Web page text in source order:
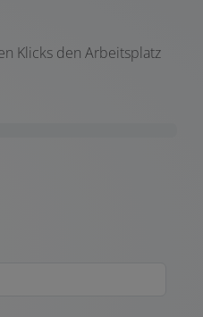
Klicks den Arbeitsplatz